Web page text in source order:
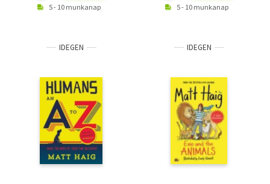
5 - 10 munkanap 5 - 10 munkanap
IDEGEN IDEGEN